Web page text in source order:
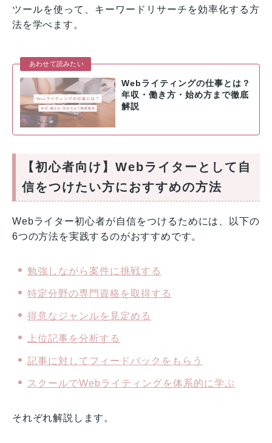
ツールを使って、キーワードリサーチを効率化する方
法を学べます。
あわせて読みたい
Webライティングの仕事とは？
年収・働き方・始め方まで徹底
解説
【初心者向け】Webライターとして自
信をつけたい方におすすめの方法
Webライター初心者が自信をつけるためには、以下の
6つの方法を実践するのがおすすめです。
勉強しながら案件に挑戦する
特定分野の専門資格を取得する
得意なジャンルを見定める
上位記事を分析する
記事に対してフィードバックをもらう
スクールでWebライティングを体系的に学ぶ
それぞれ解説します。